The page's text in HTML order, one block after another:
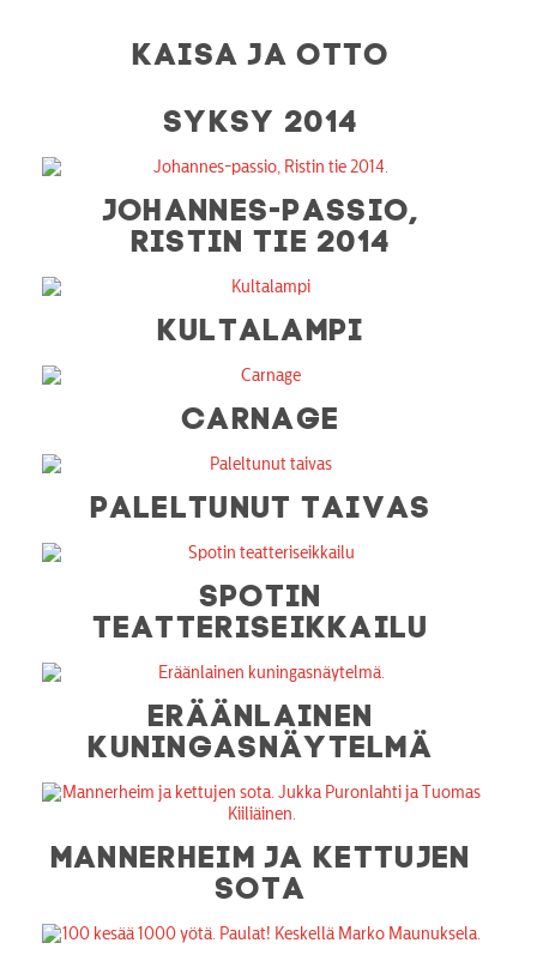
KAISA JA OTTO
SYKSY 2014
JOHANNES-PASSIO,
RISTIN TIE 2014
KULTALAMPI
CARNAGE
PALELTUNUT TAIVAS
SPOTIN
TEATTERISEIKKAILU
ERÄÄNLAINEN
KUNINGASNÄYTELMÄ
MANNERHEIM JA KETTUJEN
SOTA